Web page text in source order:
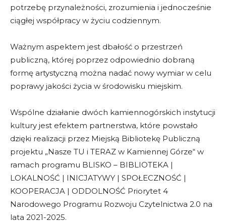
potrzebę przynależności, zrozumienia i jednocześnie
ciągłej współpracy w życiu codziennym.
Ważnym aspektem jest dbałość o przestrzeń
publiczną, której poprzez odpowiednio dobraną
formę artystyczną można nadać nowy wymiar w celu
poprawy jakości życia w środowisku miejskim.
Wspólne działanie dwóch kamiennogórskich instytucji
kultury jest efektem partnerstwa, które powstało
dzięki realizacji przez Miejską Bibliotekę Publiczną
projektu „Nasze TU i TERAZ w Kamiennej Górze“ w
ramach programu BLISKO – BIBLIOTEKA |
LOKALNOŚĆ | INICJATYWY | SPOŁECZNOŚĆ |
KOOPERACJA | ODDOLNOŚĆ Priorytet 4
Narodowego Programu Rozwoju Czytelnictwa 2.0 na
lata 2021-2025.